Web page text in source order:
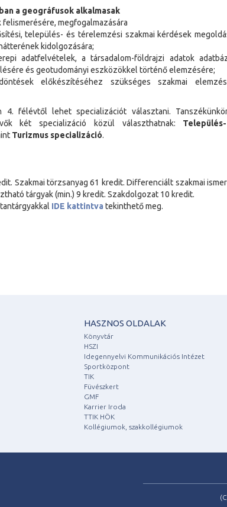
a geográfusok alkalmasak
megfogalmazására
település- és térelemzési szakmai kérdések
kidolgozására;
adatfelvételek, a társadalom-földrajzi adatok
és geotudományi eszközökkel történő elemzésére;
előkészítéséhez szükséges szakmai
4. félévtől lehet specializációt választani.
két specializáció közül választhatnak:
Turizmus specializáció.
Szakmai törzsanyag 61 kredit. Differenciált szakmai
tárgyak (min.) 9 kredit. Szakdolgozat 10 kredit.
IDE kattintva tekinthető meg.
HASZNOS OLDALAK
Könyvtár
HSZI
Idegennyelvi Kommunikációs Intézet
Sportközpont
TIK
Füvészkert
GMF
Karrier Iroda
TTIK HÖK
Kollégiumok, szakkollégiumok